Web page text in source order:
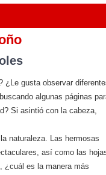
¿Le gusta observar
algunas páginas
Si asintió con la cabeza,
naturaleza. Las hermosas
así como las
¿cuál es la manera más